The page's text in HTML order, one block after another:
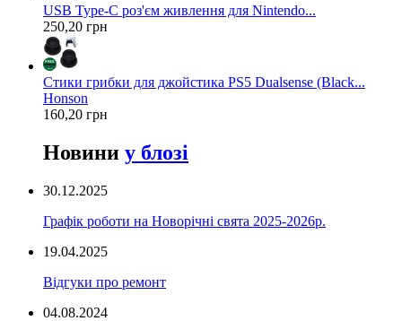
USB Type-C роз'єм живлення для Nintendo...
250,20 грн
Стики грибки для джойстика PS5 Dualsense (Black...
Honson
160,20 грн
Новини у блозі
30.12.2025
Графік роботи на Новорічні свята 2025-2026р.
19.04.2025
Відгуки про ремонт
04.08.2024